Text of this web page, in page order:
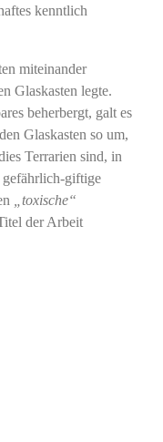
kenntlich
miteinander
Glaskasten legte.
beherbergt, galt es
Glaskasten so um,
Terrarien sind, in
gefährlich-giftige
„toxische“
der Arbeit